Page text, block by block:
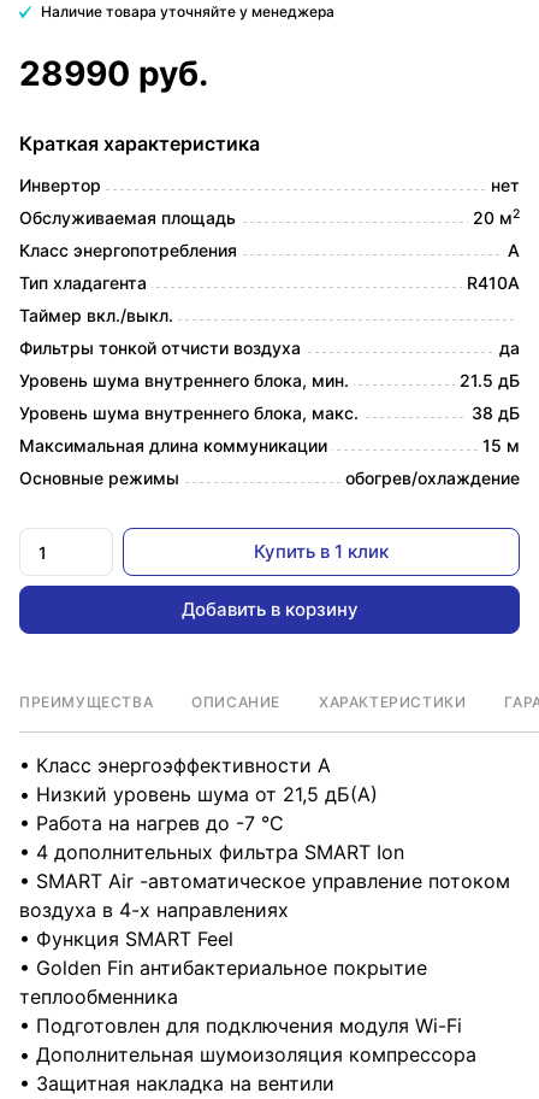
Наличие товара уточняйте у менеджера
28990 руб.
Краткая характеристика
Инвертор
нет
Обслуживаемая площадь
20 м2
Класс энергопотребления
A
Тип хладагента
R410A
Таймер вкл./выкл.
Фильтры тонкой отчисти воздуха
да
Уровень шума внутреннего блока, мин.
21.5 дБ
Уровень шума внутреннего блока, макс.
38 дБ
Максимальная длина коммуникации
15 м
Основные режимы
обогрев/охлаждение
Купить в 1 клик
Добавить в корзину
ПРЕИМУЩЕСТВА ОПИСАНИЕ ХАРАКТЕРИСТИКИ
• Класс энергоэффективности A
• Низкий уровень шума от 21,5 дБ(А)
• Работа на нагрев до -7 °С
• 4 дополнительных фильтра SMART Ion
• SMART Air -автоматическое управление потоком
воздуха в 4-х направлениях
• Функция SMART Feel
• Golden Fin антибактериальное покрытие
теплообменника
• Подготовлен для подключения модуля Wi-Fi
• Дополнительная шумоизоляция компрессора
• Защитная накладка на вентили